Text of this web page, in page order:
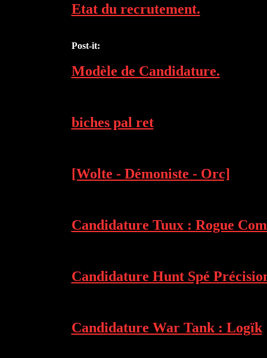
Etat du recrutement.
Post-it:
Modèle de Candidature.
biches pal ret
[Wolte - Démoniste - Orc]
Candidature Tuux : Rogue
Candidature Hunt Spé
Candidature War Tank : Logïk